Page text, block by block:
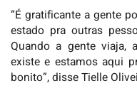
“É gratificante a gente
estado pra outras
Quando a gente viaja,
existe e estamos aqui
bonito”, disse Tielle